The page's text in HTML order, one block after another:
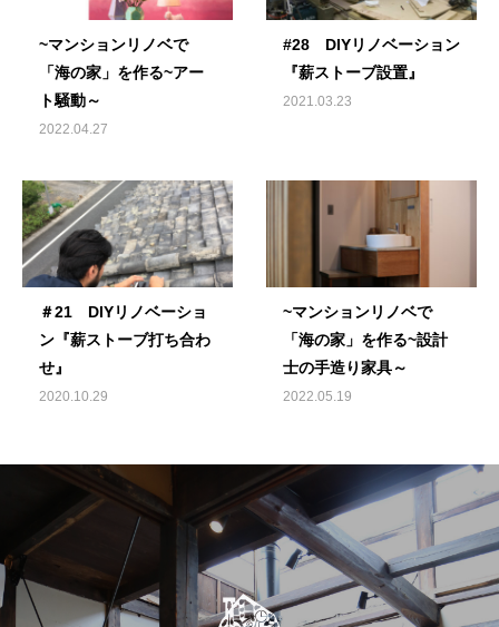
~マンションリノベで
「海の家」を作る~アー
ト騒動～
2022.04.27
#28 DIYリノベーション
『薪ストーブ設置』
2021.03.23
＃21 DIYリノベーショ
ン『薪ストーブ打ち合わ
せ』
2020.10.29
~マンションリノベで
「海の家」を作る~設計
士の手造り家具～
2022.05.19